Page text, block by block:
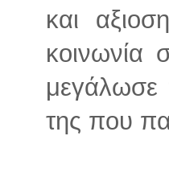
και
κοινωνία
μεγάλωσε
της που